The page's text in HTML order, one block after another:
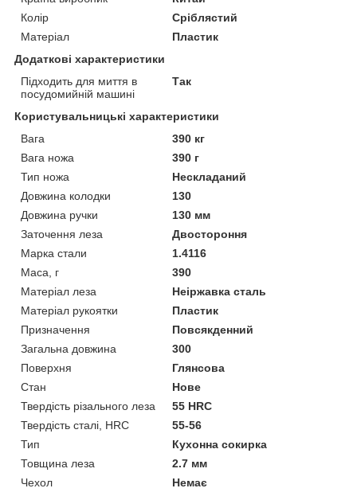
Колір
Сріблястий
Матеріал
Пластик
Додаткові характеристики
Підходить для миття в
посудомийній машині
Так
Користувальницькі характеристики
Вага
390 кг
Вага ножа
390 г
Тип ножа
Нескладаний
Довжина колодки
130
Довжина ручки
130 мм
Заточення леза
Двостороння
Марка стали
1.4116
Маса, г
390
Матеріал леза
Неіржавка сталь
Матеріал рукоятки
Пластик
Призначення
Повсякденний
Загальна довжина
300
Поверхня
Глянсова
Стан
Нове
Твердість різального леза
55 HRC
Твердість сталі, HRC
55-56
Тип
Кухонна сокирка
Товщина леза
2.7 мм
Чехол
Немає